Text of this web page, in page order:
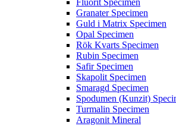
Fluorit Specimen
Granater Specimen
Guld i Matrix Specimen
Opal Specimen
Rök Kvarts Specimen
Rubin Specimen
Safir Specimen
Skapolit Specimen
Smaragd Specimen
Spodumen (Kunzit)
Turmalin Specimen
Aragonit Mineral